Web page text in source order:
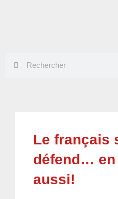
Le français
défend… en
aussi!